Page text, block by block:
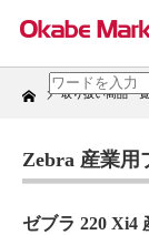
Home 取り扱い商品一覧
Zebra 産業用
ゼブラ 220 Xi4